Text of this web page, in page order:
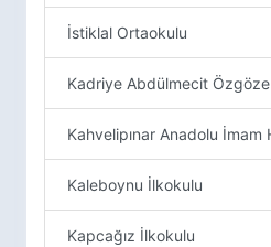
İstiklal Ortaokulu
Kadriye Abdülmecit
Kahvelipınar Anadolu İmam
Kaleboynu İlkokulu
Kapcağız İlkokulu